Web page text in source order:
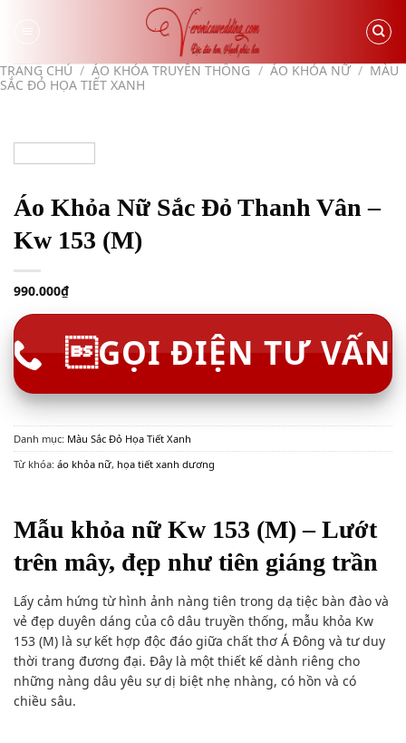
TRANG CHỦ / ÁO KHỎA TRUYỀN THỐNG / ÁO KHỎA NỮ / MÀU
SẮC ĐỎ HỌA TIẾT XANH
Áo Khỏa Nữ Sắc Đỏ Thanh Vân –
Kw 153 (M)
990.000₫
GỌI ĐIỆN TƯ VẤN
Danh mục: Màu Sắc Đỏ Họa Tiết Xanh
Từ khóa: áo khỏa nữ, họa tiết xanh dương
Mẫu khỏa nữ Kw 153 (M) – Lướt
trên mây, đẹp như tiên giáng trần
Lấy cảm hứng từ hình ảnh nàng tiên trong dạ tiệc bàn đào và
vẻ đẹp duyên dáng của cô dâu truyền thống, mẫu khỏa Kw
153 (M) là sự kết hợp độc đáo giữa chất thơ Á Đông và tư duy
thời trang đương đại. Đây là một thiết kế dành riêng cho
những nàng dâu yêu sự dị biệt nhẹ nhàng, có hồn và có
chiều sâu.